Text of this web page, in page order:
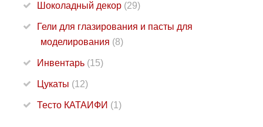
Шоколадный декор (29)
Гели для глазирования и пасты для
моделирования (8)
Инвентарь (15)
Цукаты (12)
Тесто КАТАИФИ (1)